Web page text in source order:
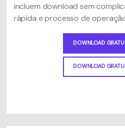
incluem download sem
rápida e processo de
DOWNLOAD
DOWNLOAD